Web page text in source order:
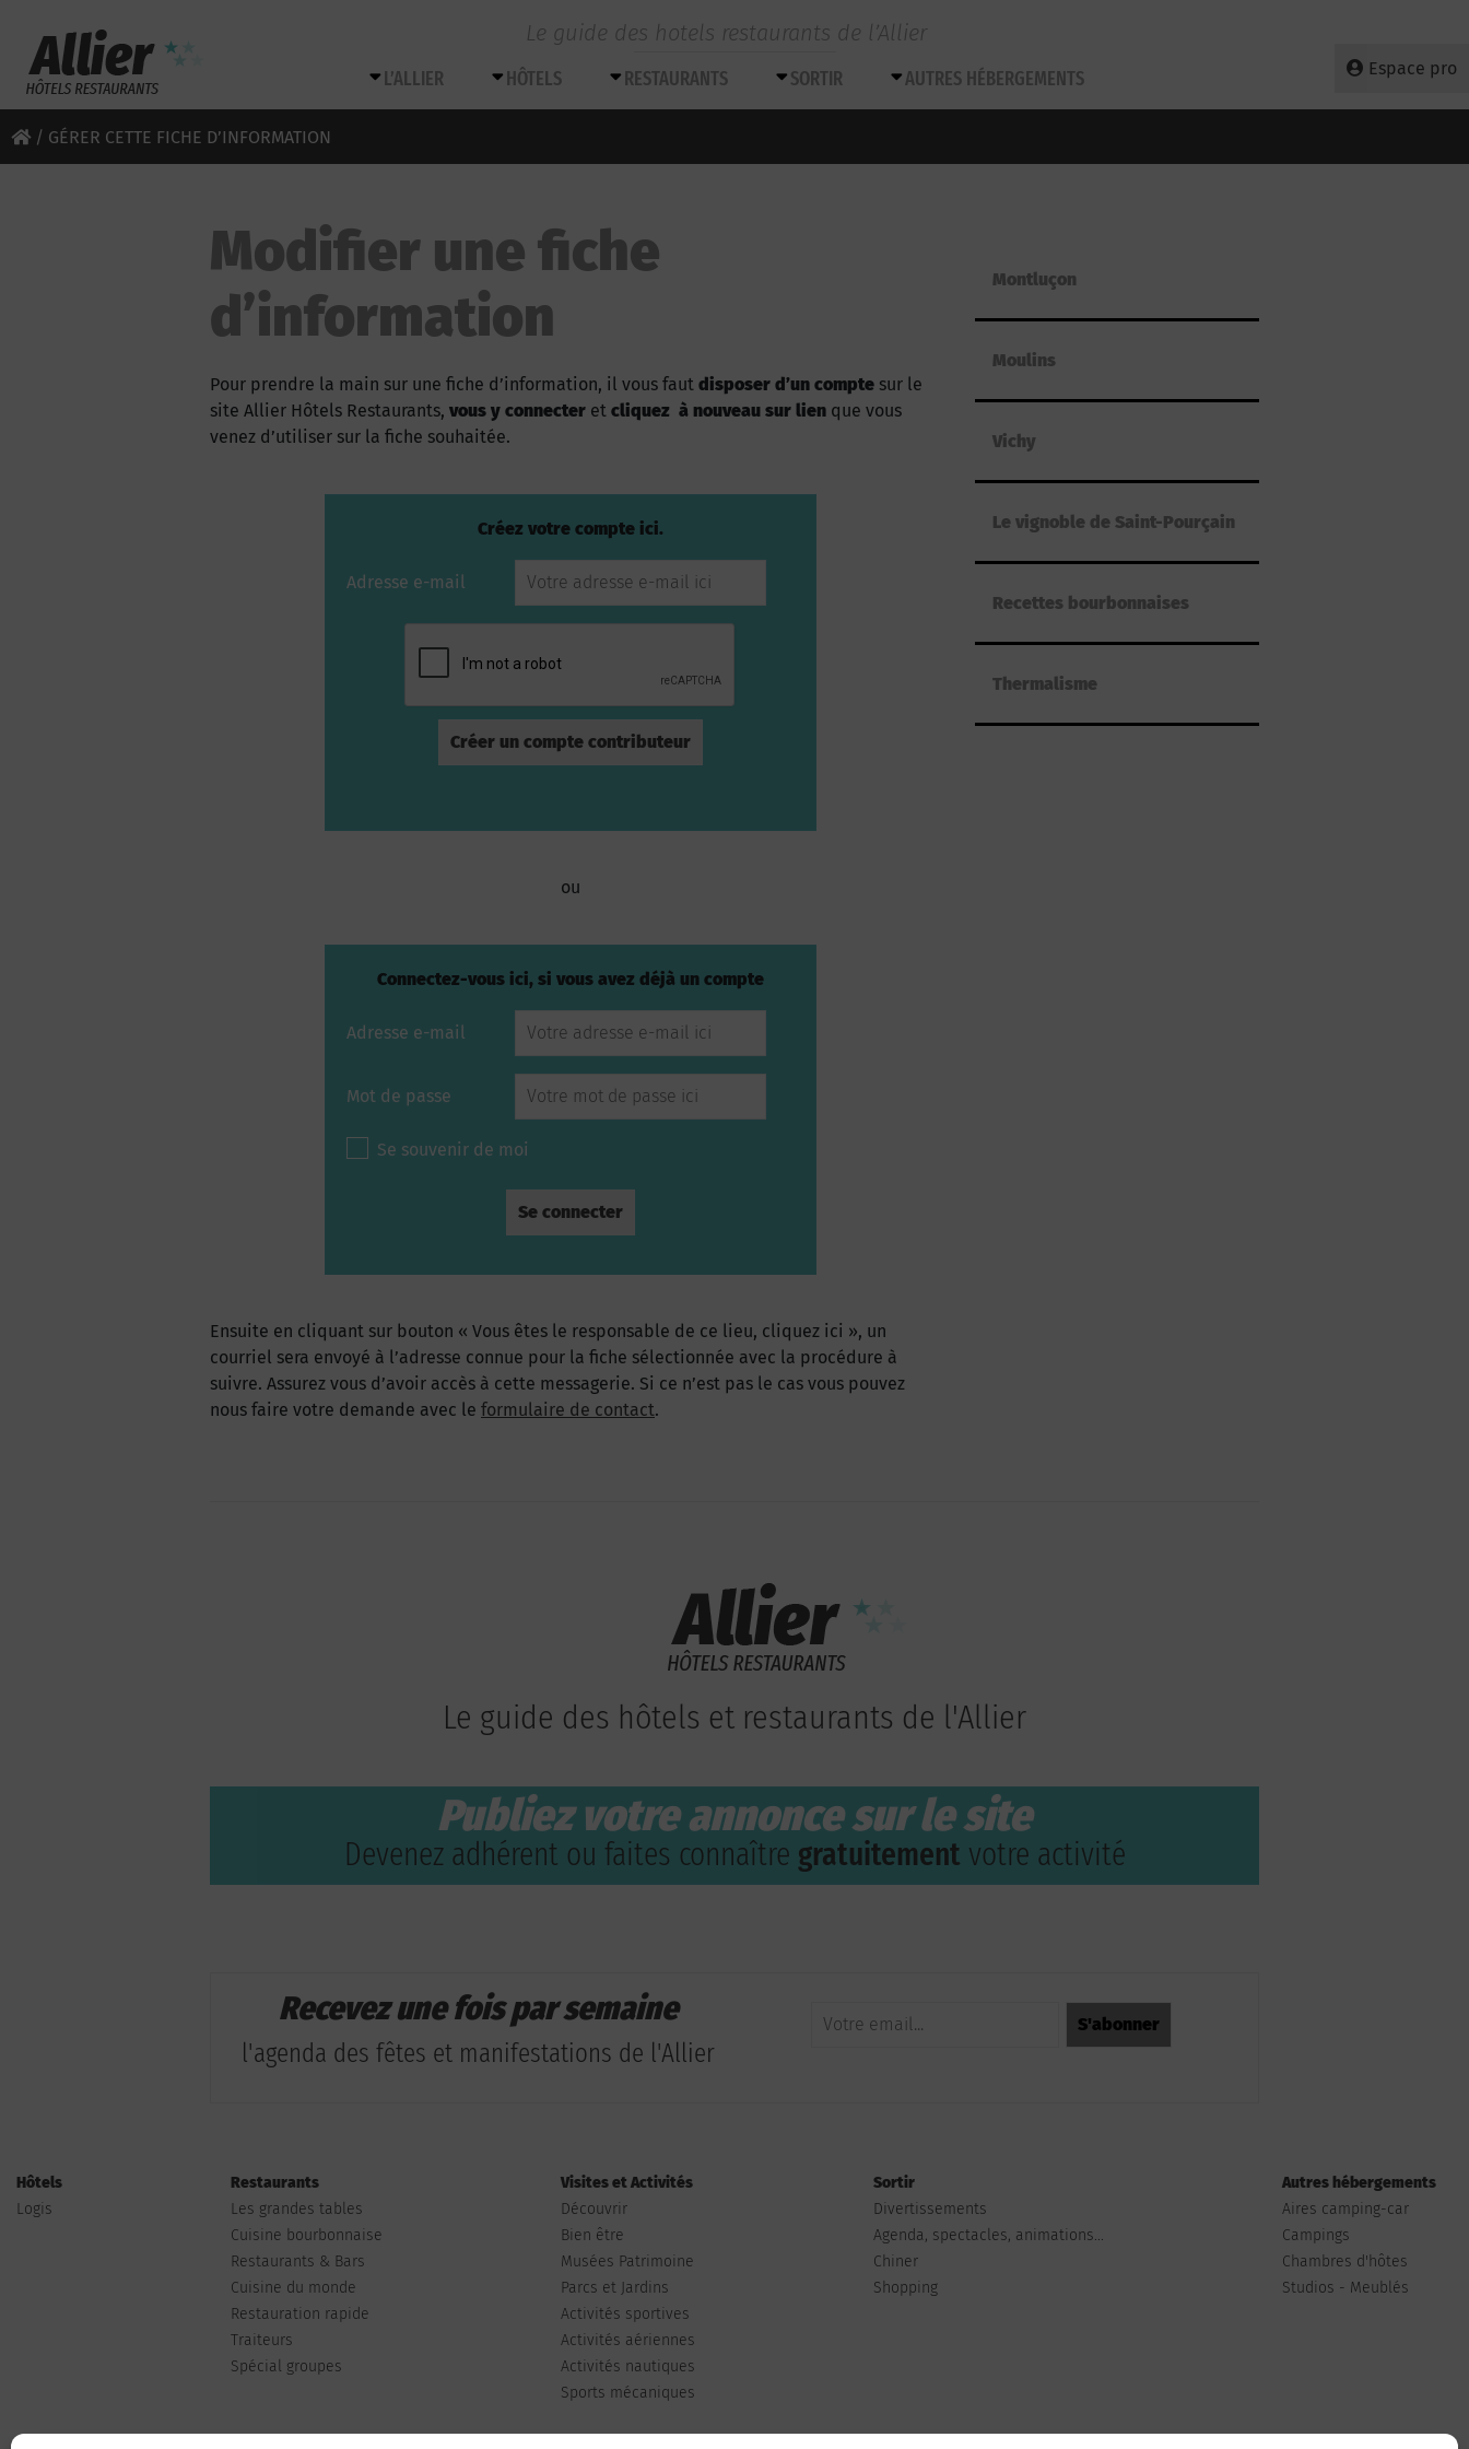
Le guide des hotels restaurants de l’Allier
Espace pro
L’ALLIER HÔTELS RESTAURANTS SORTIR AUTRES HÉBERGEMENTS
/ GÉRER CETTE FICHE D’INFORMATION
Modifier une fiche
d’information
Pour prendre la main sur une fiche d’information, il vous faut disposer d’un compte sur le
site Allier Hôtels Restaurants, vous y connecter et cliquez à nouveau sur lien que vous
venez d’utiliser sur la fiche souhaitée.
Créez votre compte ici.
Adresse e-mail
ou
Connectez-vous ici, si vous avez déjà un compte
Adresse e-mail
Mot de passe
Se souvenir de moi
Ensuite en cliquant sur bouton « Vous êtes le responsable de ce lieu, cliquez ici », un
courriel sera envoyé à l’adresse connue pour la fiche sélectionnée avec la procédure à
suivre. Assurez vous d’avoir accès à cette messagerie. Si ce n’est pas le cas vous pouvez
nous faire votre demande avec le formulaire de contact.
Montluçon
Moulins
Vichy
Le vignoble de Saint-Pourçain
Recettes bourbonnaises
Thermalisme
Le guide des hôtels et restaurants de l'Allier
Publiez votre annonce sur le site
Devenez adhérent ou faites connaître gratuitement votre activité
Recevez une fois par semaine
l'agenda des fêtes et manifestations de l'Allier
Hôtels
Logis
Restaurants
Les grandes tables
Cuisine bourbonnaise
Restaurants & Bars
Cuisine du monde
Restauration rapide
Traiteurs
Spécial groupes
Visites et Activités
Découvrir
Bien être
Musées Patrimoine
Parcs et Jardins
Activités sportives
Activités aériennes
Activités nautiques
Sports mécaniques
Sortir
Divertissements
Agenda, spectacles, animations...
Chiner
Shopping
Autres hébergements
Aires camping-car
Campings
Chambres d'hôtes
Studios - Meublés